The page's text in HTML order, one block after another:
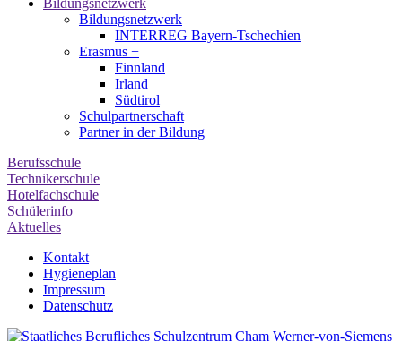
Bildungsnetzwerk
Bildungsnetzwerk
INTERREG Bayern-Tschechien
Erasmus +
Finnland
Irland
Südtirol
Schul­partner­schaft
Partner in der Bildung
Berufsschule
Technikerschule
Hotelfachschule
Schülerinfo
Aktuelles
Kontakt
Hygieneplan
Impressum
Datenschutz